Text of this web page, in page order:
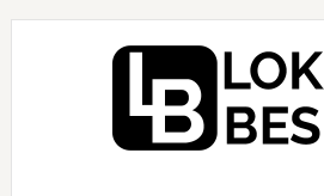
Hoppa
Hoppa
Hoppa